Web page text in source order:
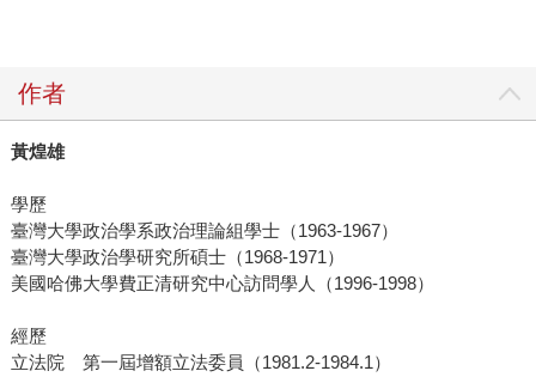
作者
黃煌雄
學歷
臺灣大學政治學系政治理論組學士（1963-1967）
臺灣大學政治學研究所碩士（1968-1971）
美國哈佛大學費正清研究中心訪問學人（1996-1998）
經歷
立法院 第一屆增額立法委員（1981.2-1984.1）